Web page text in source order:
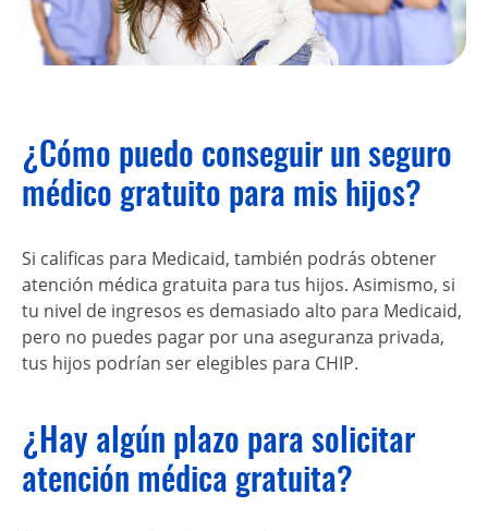
¿Cómo puedo conseguir un seguro
médico gratuito para mis hijos?
Si calificas para Medicaid, también podrás obtener
atención médica gratuita para tus hijos. Asimismo, si
tu nivel de ingresos es demasiado alto para Medicaid,
pero no puedes pagar por una aseguranza privada,
tus hijos podrían ser elegibles para CHIP.
¿Hay algún plazo para solicitar
atención médica gratuita?